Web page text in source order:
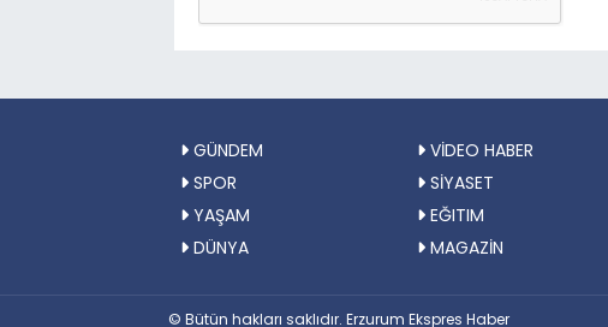
GÜNDEM VİDEO HABER
SPOR
SİYASET
YAŞAM
EĞITIM
DÜNYA
MAGAZİN
© Bütün hakları saklıdır. Erzurum Ekspres Haber